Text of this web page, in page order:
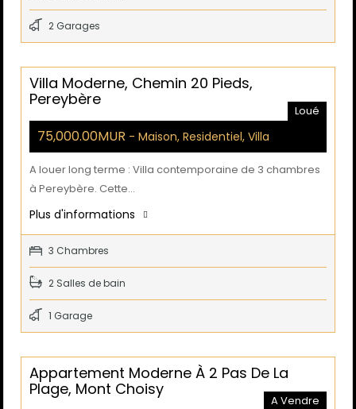
2 Garages
Villa Moderne, Chemin 20 Pieds,
Pereybère
Loué
75,000.00MUR - Maison, Residentiel, Villa
A louer long terme : Villa contemporaine de 3 chambres
à Pereybère. Cette…
Plus d'informations
3 Chambres
2 Salles de bain
1 Garage
Appartement Moderne À 2 Pas De La
Plage, Mont Choisy
A Vendre